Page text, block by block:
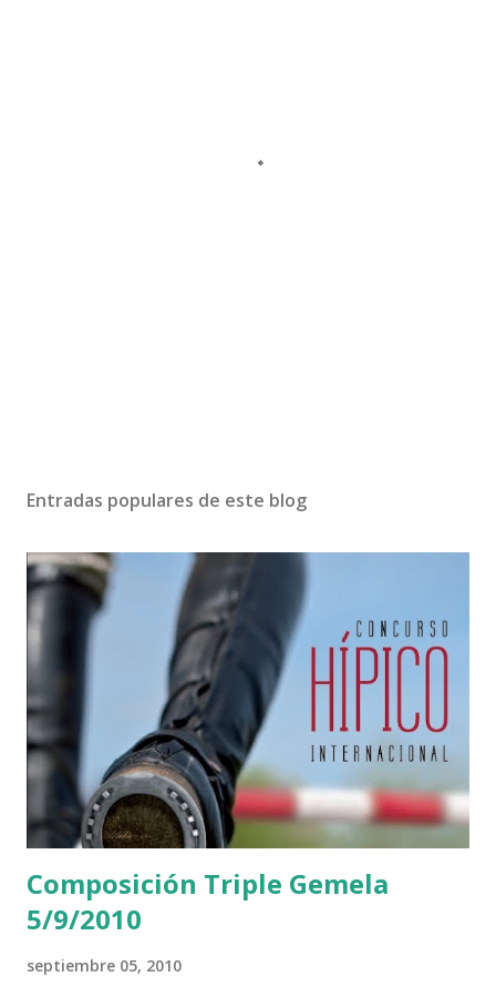
Entradas populares de este blog
Composición Triple Gemela
5/9/2010
septiembre 05, 2010